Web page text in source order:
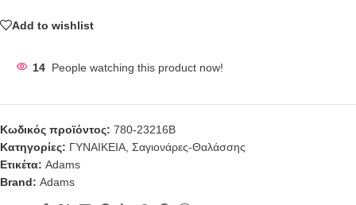
Add to wishlist
14 People watching this product now!
Κωδικός προϊόντος: 780-23216B
Κατηγορίες: ΓΥΝΑΙΚΕΙΑ Σαγιονάρες-Θαλάσσης
Ετικέτα: Adams
Brand: Adams